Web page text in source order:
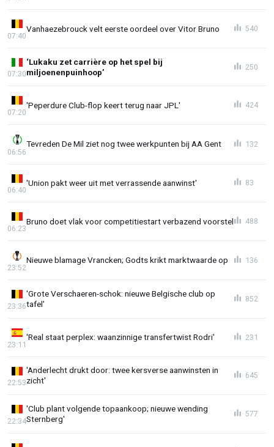
Vanhaezebrouck velt eerste oordeel over Vitor Bruno
07:40
540
‘Lukaku zet carrière op het spel bij
miljoenenpuinhoop’
07:30
250
'Peperdure Club-flop keert terug naar JPL'
07:20
424
Tevreden De Mil ziet nog twee werkpunten bij AA Gent
06:56
132
'Union pakt weer uit met verrassende aanwinst'
06:40
83
Bruno doet vlak voor competitiestart verbazend voorstel
06:23
488
Nieuwe blamage Vrancken; Godts krikt marktwaarde op
23:52
136
'Grote Verschaeren-schok: nieuwe Belgische club op
tafel'
23:36
852
'Real staat perplex: waanzinnige transfertwist Rodri'
23:11
231
'Anderlecht drukt door: twee kersverse aanwinsten in
zicht'
22:53
645
'Club plant volgende topaankoop; nieuwe wending
Sternberg'
22:34
577